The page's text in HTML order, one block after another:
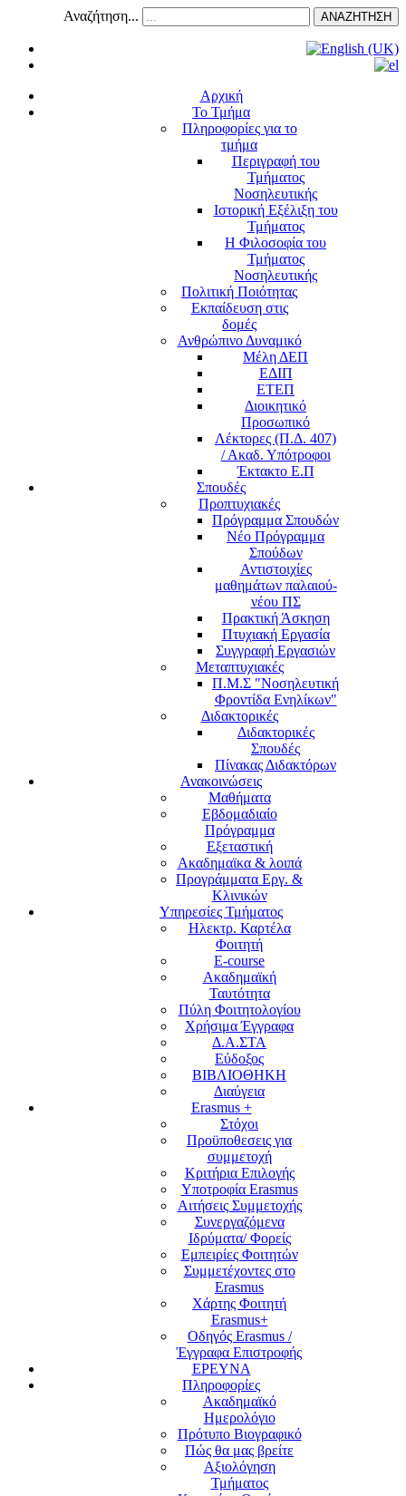
Αναζήτηση... ΑΝΑΖΗΤΗΣΗ
Αρχική
Το Τμήμα
Πληροφορίες για το
τμήμα
Περιγραφή του
Τμήματος
Νοσηλευτικής
Ιστορική Εξέλιξη του
Τμήματος
Η Φιλοσοφία του
Τμήματος
Νοσηλευτικής
Πολιτική Ποιότητας
Εκπαίδευση στις
δομές
Ανθρώπινο Δυναμικό
Μέλη ΔΕΠ
ΕΔΙΠ
ΕΤΕΠ
Διοικητικό
Προσωπικό
Λέκτορες (Π.Δ. 407)
/ Ακαδ. Υπότροφοι
Έκτακτο Ε.Π
Σπουδές
Προπτυχιακές
Πρόγραμμα Σπουδών
Νέο Πρόγραμμα
Σπούδων
Αντιστοιχίες
μαθημάτων παλαιού-
νέου ΠΣ
Πρακτική Άσκηση
Πτυχιακή Εργασία
Συγγραφή Εργασιών
Μεταπτυχιακές
Π.Μ.Σ "Νοσηλευτική
Φροντίδα Ενηλίκων"
Διδακτορικές
Διδακτορικές
Σπουδές
Πίνακας Διδακτόρων
Ανακοινώσεις
Μαθήματα
Εβδομαδιαίο
Πρόγραμμα
Εξεταστική
Ακαδημαϊκα & λοιπά
Προγράμματα Εργ. &
Κλινικών
Υπηρεσίες Τμήματος
Ηλεκτρ. Καρτέλα
Φοιτητή
E-course
Ακαδημαϊκή
Ταυτότητα
Πύλη Φοιτητολογίου
Χρήσιμα Έγγραφα
Δ.Α.ΣΤΑ
Εύδοξος
ΒΙΒΛΙΟΘΗΚΗ
Διαύγεια
Erasmus +
Στόχοι
Προϋποθεσεις για
συμμετοχή
Κριτήρια Επιλογής
Υποτροφία Erasmus
Αιτήσεις Συμμετοχής
Συνεργαζόμενα
Ιδρύματα/ Φορείς
Εμπειρίες Φοιτητών
Συμμετέχοντες στο
Erasmus
Χάρτης Φοιτητή
Erasmus+
Οδηγός Erasmus /
Έγγραφα Επιστροφής
ΕΡΕΥΝΑ
Πληροφορίες
Ακαδημαϊκό
Ημερολόγιο
Πρότυπο Βιογραφικό
Πώς θα μας βρείτε
Αξιολόγηση
Τμήματος